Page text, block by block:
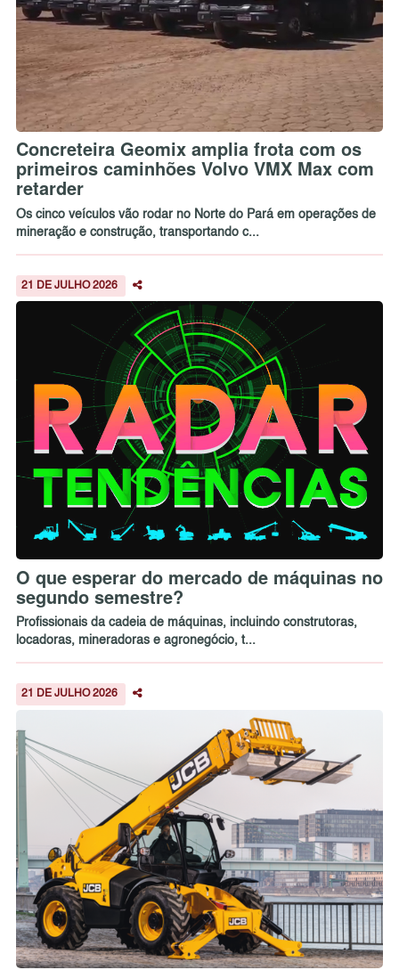
Concreteira Geomix amplia frota com os
primeiros caminhões Volvo VMX Max com
retarder
Os cinco veículos vão rodar no Norte do Pará em operações de
mineração e construção, transportando c...
21 DE JULHO 2026
O que esperar do mercado de máquinas no
segundo semestre?
Profissionais da cadeia de máquinas, incluindo construtoras,
locadoras, mineradoras e agronegócio, t...
21 DE JULHO 2026